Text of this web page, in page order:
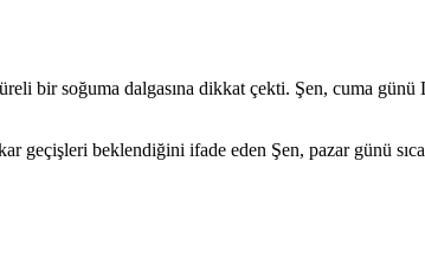
bir soğuma dalgasına dikkat çekti. Şen, cuma günü
geçişleri beklendiğini ifade eden Şen, pazar günü